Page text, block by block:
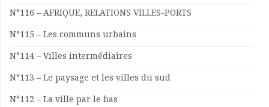
Actualités
Nous contacter
N°116 – AFRIQUE, RELATIONS VILLES-PORTS
N°115 – Les communs urbains
N°114 – Villes intermédiaires
N°113 – Le paysage et les villes du sud
N°112 – La ville par le bas